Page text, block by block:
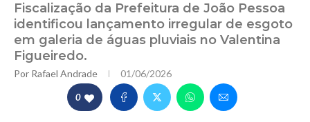
Fiscalização da Prefeitura de João Pessoa
identificou lançamento irregular de esgoto
em galeria de águas pluviais no Valentina
Figueiredo.
Por Rafael Andrade 01/06/2026
0